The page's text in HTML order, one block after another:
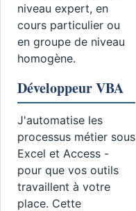
niveau expert, en
cours particulier ou
en groupe de niveau
homogène.
Développeur VBA
J'automatise les
processus métier sous
Excel et Access -
pour que vos outils
travaillent à votre
place. Cette